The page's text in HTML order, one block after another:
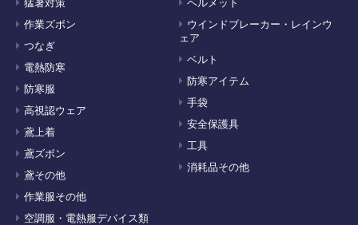
猛暑対策
作業ズボン
つなぎ
電熱防寒
防寒服
高視認ウェア
鳶上着
鳶ズボン
鳶その他
作業服その他
空調服・電熱服デバイス類
ヘルメット
ウインドブレーカー・レインウ
ェア
ベルト
防寒アイテム
手袋
安全保護具
工具
消耗品その他